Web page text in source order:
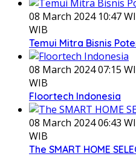
08 March 2024 10:47
WIB
Temui Mitra Bisnis
08 March 2024 07:15
WIB
Floortech Indonesia
08 March 2024 06:43
WIB
The SMART HOME